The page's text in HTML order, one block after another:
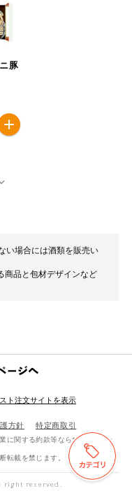
検索する
豚
い場合には酒類を販売い
商品と包材デザインなど
ト注文サイトを表示
方針 特定商取引
に関する約款等ならびにeフレン
転載を禁じます。
right reserved.